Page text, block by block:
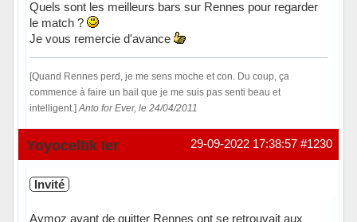
Quels sont les meilleurs bars sur Rennes pour regarder
le match ?
Je vous remercie d'avance
[Quand Rennes perd, je me sens moche et con. Du coup, ça
commence à faire un bail que je me suis pas senti beau et
intelligent.] Anto for Ever, le 24/04/2011
Hors ligne #1230
29-09-2022 17:38:57
Yoyoceltik Ier
Invité
Aymoz avant de quitter Rennes ont se retrouvait aux